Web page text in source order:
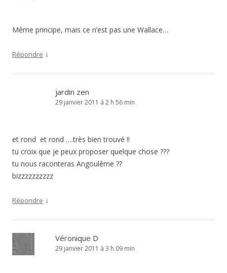
Même principe, mais ce n’est pas une Wallace…
Répondre ↓
jardin zen
29 janvier 2011 à 2 h 56 min
et rond et rond ….très bien trouvé !!
tu croix que je peux proposer quelque chose ???
tu nous raconteras Angoulême ??
bizzzzzzzzzz
Répondre ↓
Véronique D
29 janvier 2011 à 3 h 09 min